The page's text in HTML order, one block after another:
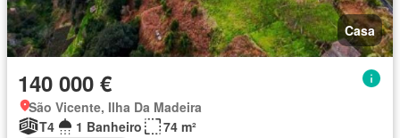
Casa
140 000 €
São Vicente, Ilha Da Madeira
T4
1 Banheiro
74 m²